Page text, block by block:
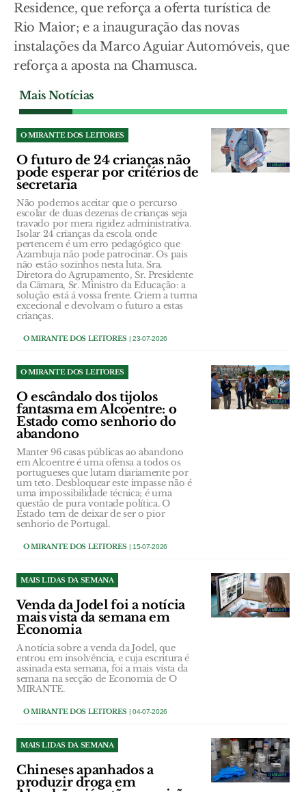
Residence, que reforça a oferta turística de
Rio Maior; e a inauguração das novas
instalações da Marco Aguiar Automóveis, que
reforça a aposta na Chamusca.
Mais Notícias
O MIRANTE DOS LEITORES
O futuro de 24 crianças não
pode esperar por critérios de
secretaria
Não podemos aceitar que o percurso
escolar de duas dezenas de crianças seja
travado por mera rigidez administrativa.
Isolar 24 crianças da escola onde
pertencem é um erro pedagógico que
Azambuja não pode patrocinar. Os pais
não estão sozinhos nesta luta. Sra.
Diretora do Agrupamento, Sr. Presidente
da Câmara, Sr. Ministro da Educação: a
solução está á vossa frente. Criem a turma
excecional e devolvam o futuro a estas
crianças.
O MIRANTE DOS LEITORES | 23-07-2026
O MIRANTE DOS LEITORES
O escândalo dos tijolos
fantasma em Alcoentre: o
Estado como senhorio do
abandono
Manter 96 casas públicas ao abandono
em Alcoentre é uma ofensa a todos os
portugueses que lutam diariamente por
um teto. Desbloquear este impasse não é
uma impossibilidade técnica; é uma
questão de pura vontade política. O
Estado tem de deixar de ser o pior
senhorio de Portugal.
O MIRANTE DOS LEITORES | 15-07-2026
MAIS LIDAS DA SEMANA
Venda da Jodel foi a notícia
mais vista da semana em
Economia
A notícia sobre a venda da Jodel, que
entrou em insolvência, e cuja escritura é
assinada esta semana, foi a mais vista da
semana na secção de Economia de O
MIRANTE.
O MIRANTE DOS LEITORES | 04-07-2026
MAIS LIDAS DA SEMANA
Chineses apanhados a
produzir droga em